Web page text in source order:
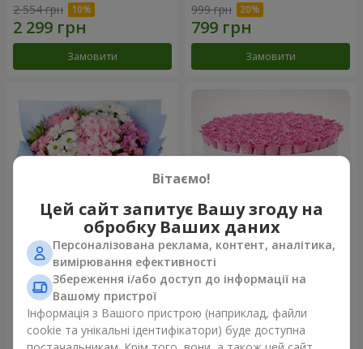
2 554 грн
Замовити
999 грн
Замовити
Романтичний букет
"Небеса"
2 074 грн
Замовити
Квіти в коробці "101 рожева
троянда"
Замовити
Вітаємо!
Цей сайт запитує Вашу згоду на
обробку Ваших даних
Персоналізована реклама, контент, аналітика,
вимірювання ефективності
Збереження і/або доступ до інформації на
Вашому пристрої
Інформація з Вашого пристрою (наприклад, файли
cookie та унікальні ідентифікатори) буде доступна